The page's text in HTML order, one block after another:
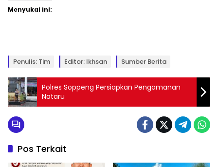
Menyukai ini:
Penulis: Tim Editor: Ikhsan Sumber Berita
Polres Soppeng Persiapkan Pengamanan
Nataru
Pos Terkait